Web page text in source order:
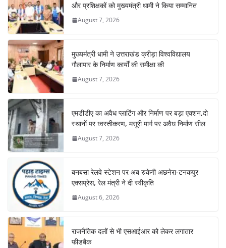
और प्रशिक्षकों को मुख्यमंत्री धामी ने किया सम्मानित
August 7, 2026
मुख्यमंत्री धामी ने उत्तराखंड क्रीड़ा विश्वविद्यालय
गौलापार के निर्माण कार्यों की समीक्षा की
August 7, 2026
एमडीडीए का अवैध प्लाटिंग और निर्माण पर बड़ा एक्शन,दो
स्थानों पर ध्वस्तीकरण, मसूरी मार्ग पर अवैध निर्माण सील
August 7, 2026
बनबसा रेलवे स्टेशन पर अब रुकेगी अछनेरा-टनकपुर
एक्सप्रेस, रेल मंत्री ने दी स्वीकृति
August 6, 2026
राजनैतिक दलों से भी एसआईआर को लेकर लगातार
फीडबैक